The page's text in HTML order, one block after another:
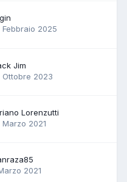
Febbraio 2025
Jim
Ottobre 2023
Lorenzutti
Marzo 2021
2021